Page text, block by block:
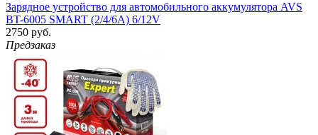
Зарядное устройство для автомобильного аккумулятора AVS
BT-6005 SMART (2/4/6A) 6/12V
2750 руб.
Предзаказ